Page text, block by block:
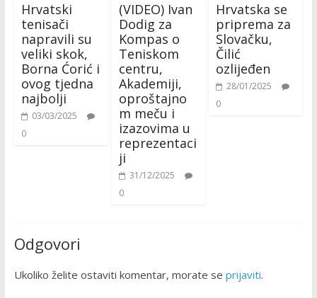
Hrvatski
tenisači
napravili su
veliki skok,
Borna Ćorić i
ovog tjedna
najbolji
03/03/2025
0
(VIDEO) Ivan
Dodig za
Kompas o
Teniskom
centru,
Akademiji,
oproštajno
m meču i
izazovima u
reprezentaci
ji
31/12/2025
0
Hrvatska se
priprema za
Slovačku,
Čilić
ozlijeđen
28/01/2025
0
Odgovori
Ukoliko želite ostaviti komentar, morate se prijaviti.